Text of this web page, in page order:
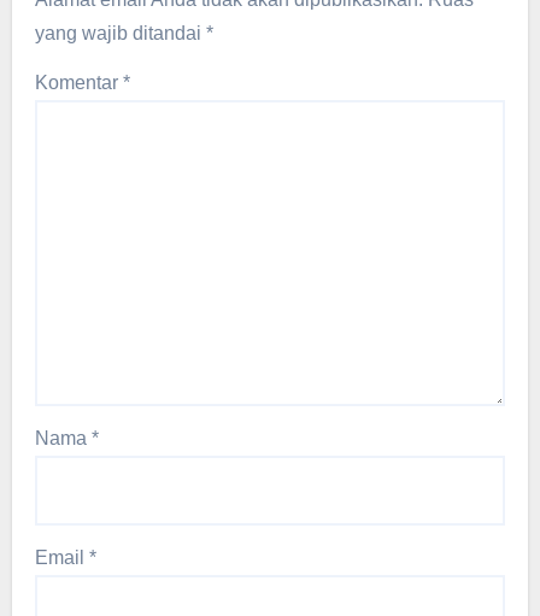
yang wajib ditandai*
Komentar*
Nama*
Email*